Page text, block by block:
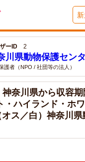
ーID 2
川県動物保護セン
護者（NPO / 社団等の法人）
奈川県から収容
・ハイランド・ホ
ス／白）神奈川県